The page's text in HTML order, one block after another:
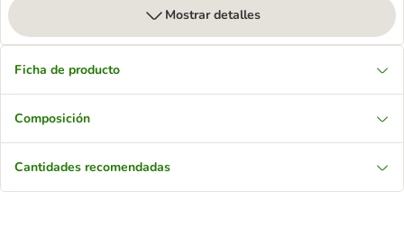
Mostrar detalles
Ficha de producto
Composición
Cantidades recomendadas